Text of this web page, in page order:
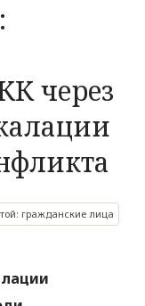
через
гражданские лица